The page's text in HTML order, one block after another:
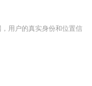
用户的真实身份和位置信